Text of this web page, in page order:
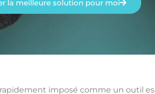
la meilleure solution pour moi
rapidement imposé comme un outil